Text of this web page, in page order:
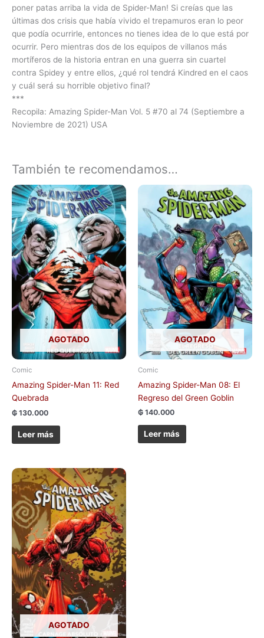
poner patas arriba la vida de Spider-Man! Si creías que las
últimas dos crisis que había vivido el trepamuros eran lo peor
que podía ocurrirle, entonces no tienes idea de lo que está por
ocurrir. Pero mientras dos de los equipos de villanos más
mortíferos de la historia entran en una guerra sin cuartel
contra Spidey y entre ellos, ¿qué rol tendrá Kindred en el caos
y cuál será su horrible objetivo final?
***
Recopila: Amazing Spider-Man Vol. 5 #70 al 74 (Septiembre a
Noviembre de 2021) USA
También te recomendamos…
AGOTADO
Comic
Amazing Spider-Man 11: Red
Quebrada
₲ 130.000
Leer más
AGOTADO
Comic
Amazing Spider-Man 08: El
Regreso del Green Goblin
₲ 140.000
Leer más
AGOTADO